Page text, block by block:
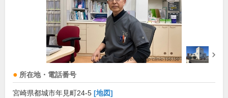
所在地・電話番号
宮崎県都城市年見町24-5 [地図]